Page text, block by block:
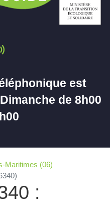
est
de 8h00
Maritimes (06)
: